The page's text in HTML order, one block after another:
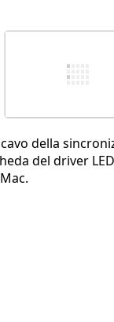
della
del driver